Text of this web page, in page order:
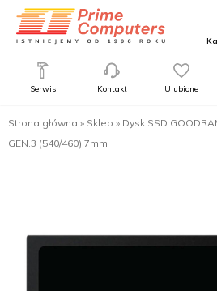
Serwis Kontakt Ulubione
Strona główna » Sklep » Dysk SSD
GEN.3 (540/460) 7mm